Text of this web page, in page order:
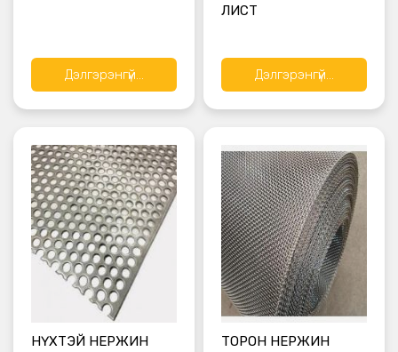
Дэлгэрэнгүй...
ЛИСТ
Дэлгэрэнгүй...
НҮХТЭЙ НЕРЖИН
ТОРОН НЕРЖИН